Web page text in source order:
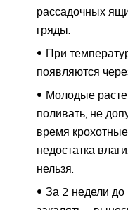
рассадочных
гряды.
При
появляются
Молодые
поливать, не
время
недостатка
нельзя.
За 2 недели до